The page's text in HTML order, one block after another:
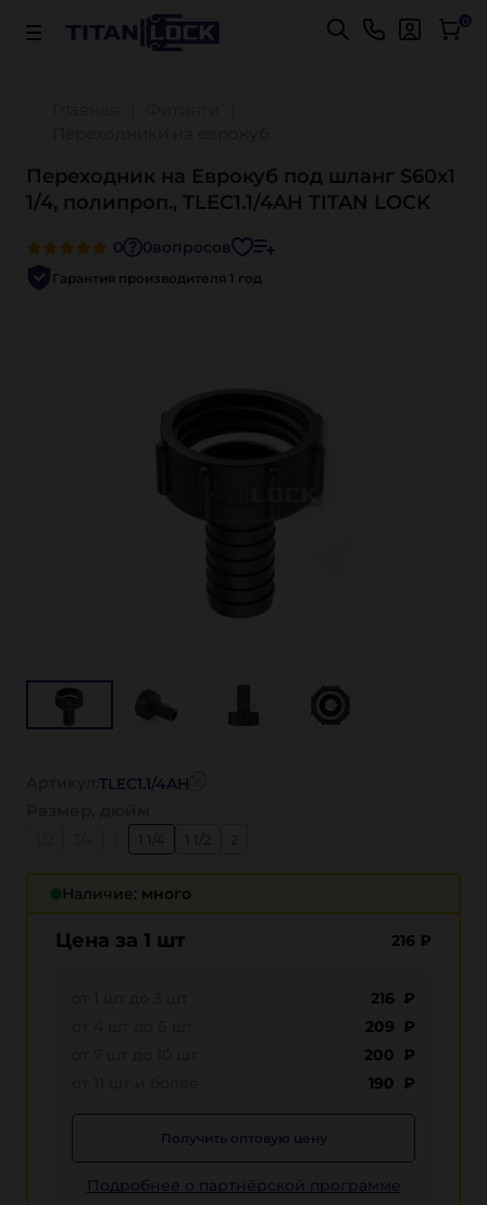
Важно! Для оплаты заказов Подробнее 0
Переходник на Еврокуб под шланг S60x1
1/4, полипроп., TLEC1.1/4AH TITAN LOCK
0 0вопросов
Гарантия производителя 1 год
Наличие: много
Цена за 1 шт 216 ₽
216 ₽
209 ₽
200 ₽
190 ₽
Получить оптовую цену
Подробнее о партнёрской программе
TLEC1.1/4AH